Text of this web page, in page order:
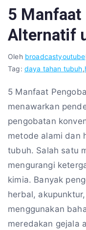
5 Manfaat
Alternatif
Oleh broadcastyoutube
Tag: daya tahan tubuh,
5 Manfaat
menawarkan
pengobatan
metode alami dan
tubuh. Salah satu
mengurangi
kimia. Banyak
herbal,
menggunakan
meredakan gejala